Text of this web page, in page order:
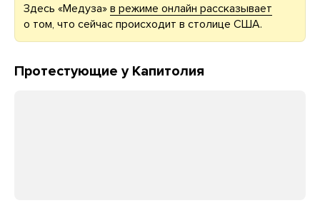
Здесь «Медуза» в режиме онлайн рассказывает
о том, что сейчас происходит в столице США.
Протестующие у Капитолия